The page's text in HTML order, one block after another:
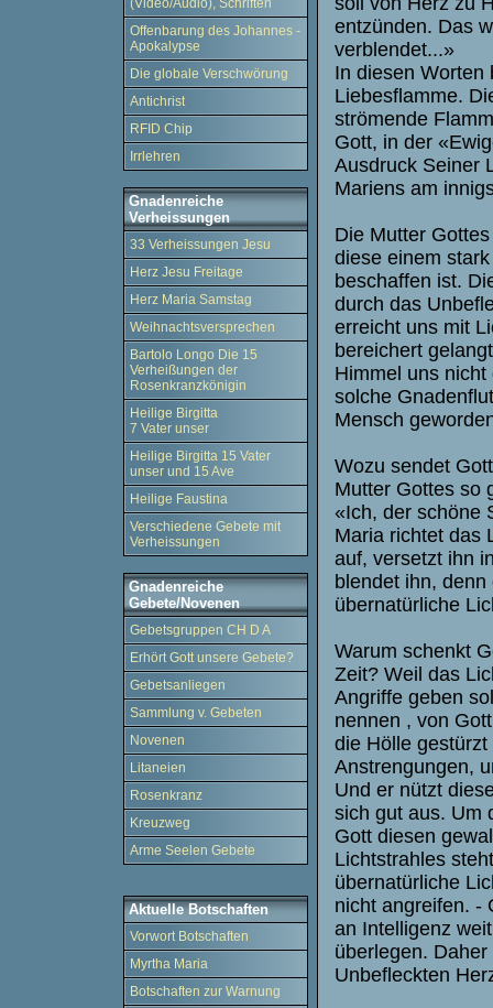
(Video/Audio), Schriften
Offenbarung des Johannes -
Apokalypse
Die globale Verschwörung
Antichrist
RFID Chip
Irrlehren
Gnadenreiche
Verheissungen
33 Verheissungen Jesu
Herz Jesu Freitage
Herz Maria Samstag
Weihnachtsversprechen
Bartolo Longo Die 15
Verheißungen der
Rosenkranzkönigin
Heilige Birgitta
7 Vater unser
Heilige Birgitta 15 Vater
unser und 15 Ave
Heilige Faustina
Verschiedene Gebete mit
Verheissungen
Gnadenreiche
Gebete/Novenen
Gebetsgruppen CH D A
Erhört Gott unsere Gebete?
Gebetsanliegen
Sammlung v. Gebeten
Novenen
Litaneien
Rosenkranz
Kreuzweg
Arme Seelen Gebete
Aktuelle Botschaften
Vorwort Botschaften
Myrtha Maria
Botschaften zur Warnung
entzünden. Das
verblendet...»
In diesen
Liebesflamme.
strömende
Gott, in der
Ausdruck Seiner
Mariens am
Die Mutter
diese einem
beschaffen ist.
durch das
erreicht uns mit
bereichert
Himmel uns
solche
Mensch
Wozu sendet
Mutter Gottes so
«Ich, der schöne
Maria richtet das
auf, versetzt ihn
blendet ihn,
übernatürliche
Warum schenkt
Zeit? Weil das
Angriffe geben
nennen , von
die Hölle
Anstrengungen,
Und er nützt
sich gut aus. Um
Gott diesen
Lichtstrahles
übernatürliche
nicht angreifen. -
an Intelligenz
überlegen.
Unbefleckten